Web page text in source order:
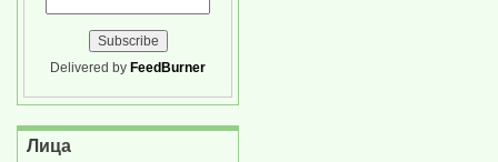
Delivered by FeedBurner
Лица